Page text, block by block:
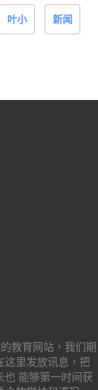
叶小 新闻
教育网站，我们期
这里发放讯息，把
也 能够第一时间获